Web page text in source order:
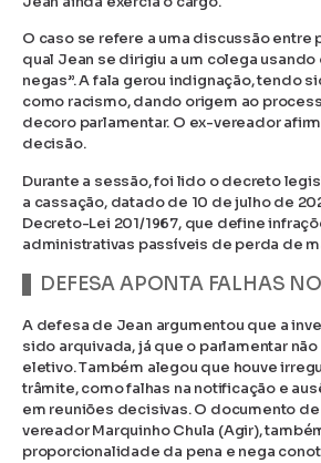
O caso se refere a uma discussão entre
qual Jean se dirigiu a um colega usando
negas”. A fala gerou indignação, tendo
como racismo, dando origem ao
decoro parlamentar. O ex-vereador
decisão.
Durante a sessão, foi lido o decreto
a cassação, datado de 10 de julho de
Decreto-Lei 201/1967, que define
administrativas passíveis de perda de
DEFESA APONTA FALHAS
A defesa de Jean argumentou que a
sido arquivada, já que o parlamentar
eletivo. Também alegou que houve
trâmite, como falhas na notificação e
em reuniões decisivas. O documento
vereador Marquinho Chula (Agir),
proporcionalidade da pena e nega